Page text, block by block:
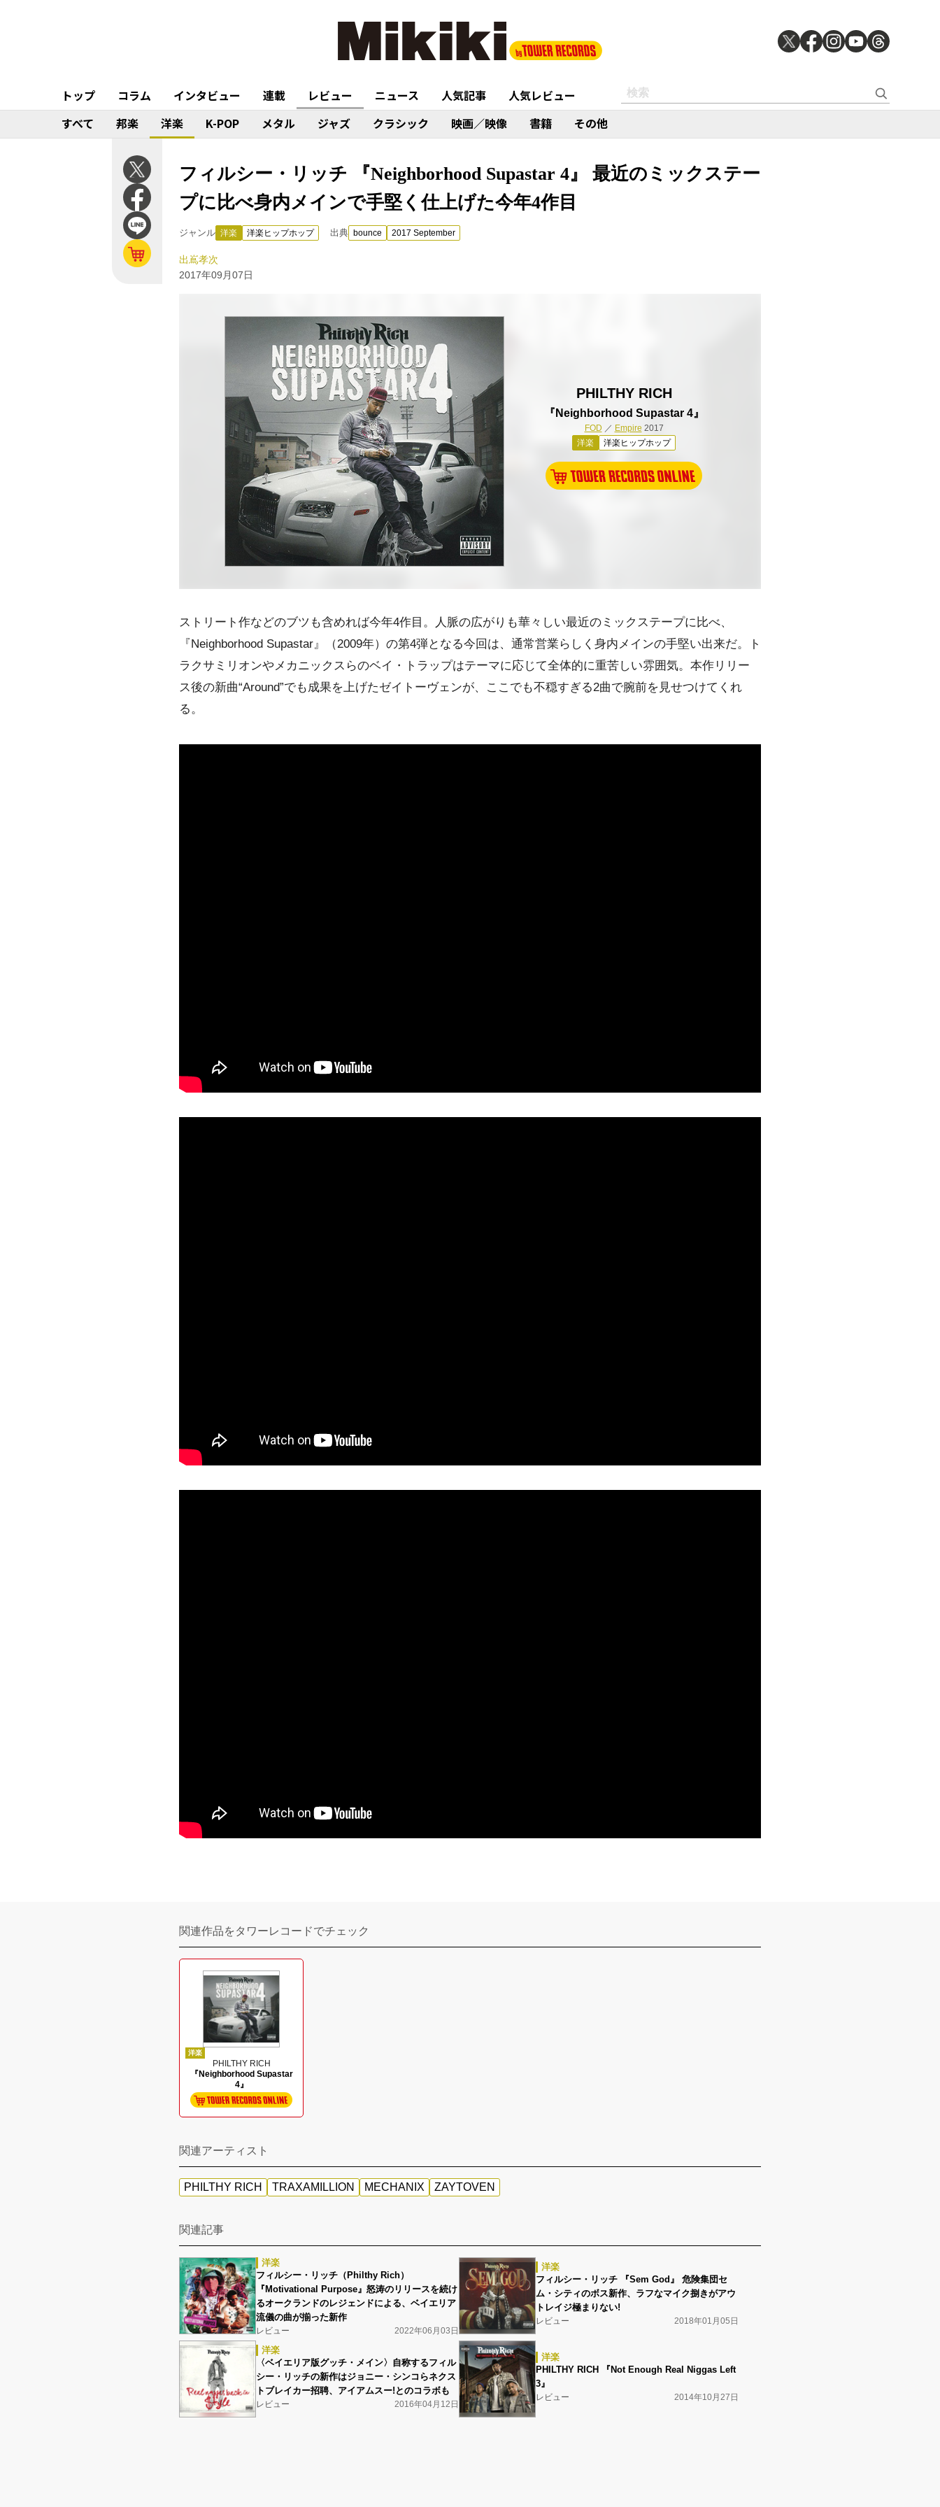
トップ コラム インタビュー 連載 レビュー ニュース 人気記事
人気レビュー
すべて
邦楽 洋楽 K-POP メタル ジャズ クラシック 映画／映像 書籍 その他
フィルシー・リッチ 『Neighborhood Supastar 4』 最近のミックステー
プに比べ身内メインで手堅く仕上げた今年4作目
ジャンル 洋楽 洋楽ヒップホップ 出典 bounce 2017 September
出嶌孝次
2017年09月07日
PHILTHY RICH
『Neighborhood Supastar 4』
FOD ／ Empire 2017
洋楽
洋楽ヒップホップ
ストリート作などのブツも含めれば今年4作目。人脈の広がりも華々しい最近のミックステープに比べ、
『Neighborhood Supastar』（2009年）の第4弾となる今回は、通常営業らしく身内メインの手堅い出来だ。ト
ラクサミリオンやメカニックスらのベイ・トラップはテーマに応じて全体的に重苦しい雰囲気。本作リリー
ス後の新曲“Around”でも成果を上げたゼイトーヴェンが、ここでも不穏すぎる2曲で腕前を見せつけてくれ
る。
関連作品をタワーレコードでチェック
洋楽
PHILTHY RICH
『Neighborhood Supastar
4』
関連アーティスト
PHILTHY RICH TRAXAMILLION MECHANIX ZAYTOVEN
関連記事
洋楽
フィルシー・リッチ（Philthy Rich）
『Motivational Purpose』怒涛のリリースを続け
るオークランドのレジェンドによる、ベイエリア
流儀の曲が揃った新作
レビュー 2022年06月03日
洋楽
フィルシー・リッチ 『Sem God』 危険集団セ
ム・シティのボス新作、ラフなマイク捌きがアウ
トレイジ極まりない!
レビュー 2018年01月05日
洋楽
〈ベイエリア版グッチ・メイン〉自称するフィル
シー・リッチの新作はジョニー・シンコらネクス
トブレイカー招聘、アイアムスー!とのコラボも
レビュー 2016年04月12日
洋楽
PHILTHY RICH 『Not Enough Real Niggas Left
3』
レビュー 2014年10月27日